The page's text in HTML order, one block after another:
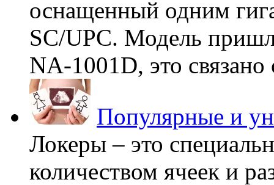
оснащенный одним
SC/UPC. Модель
NA-1001D, это связано
Популярные и
Локеры – это
количеством ячеек и